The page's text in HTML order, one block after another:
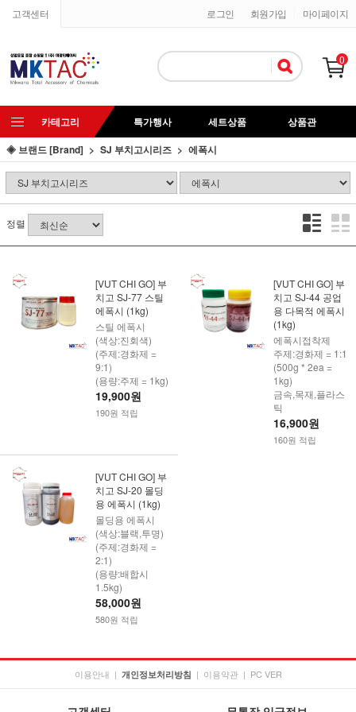
고객센터 마이페이지
회원가입
로그인
0
카테고리 특가행사 세트상품
상품관
◈ 브랜드 [Brand]
SJ 부치고시리즈 에폭시
정렬
[VUT CHI GO] 부
치고 SJ-77 스틸
에폭시 (1kg)
스틸 에폭시
(색상:진회색)
(주제:경화제 =
9:1)
(용량:주제 = 1kg)
19,900원
190원 적립
[VUT CHI GO] 부
치고 SJ-44 공업
용 다목적 에폭시
(1kg)
에폭시접착제
주제:경화제 = 1:1
(500g * 2ea =
1kg)
금속,목재,플라스
틱
16,900원
160원 적립
[VUT CHI GO] 부
치고 SJ-20 몰딩
용 에폭시 (1kg)
몰딩용 에폭시
(색상:블랙,투명)
(주제:경화제 =
2:1)
(용량:배합시
1.5kg)
58,000원
580원 적립
이용안내 | 개인정보처리방침 | 이용약관 | PC VER